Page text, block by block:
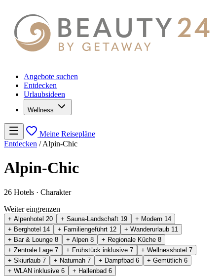
Angebote suchen
Entdecken
Urlaubsideen
Wellness
Meine Reisepläne
Entdecken / Alpin-Chic
Alpin-Chic
26 Hotels · Charakter
Weiter eingrenzen
+ Alpenhotel 20 + Sauna-Landschaft 19 + Modern 14
+ Berghotel 14 + Familiengeführt 12 + Wanderurlaub 11
+ Bar & Lounge 8 + Alpen 8 + Regionale Küche 8
+ Zentrale Lage 7 + Frühstück inklusive 7 + Wellnesshotel 7
+ Skiurlaub 7 + Naturnah 7 + Dampfbad 6 + Gemütlich 6
+ WLAN inklusive 6 + Hallenbad 6